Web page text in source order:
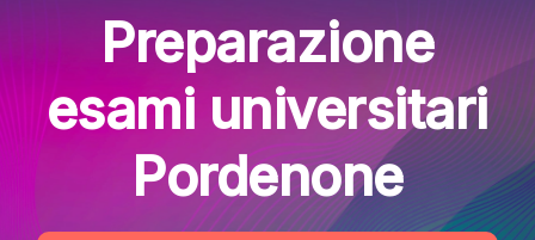
Preparazione
esami universitari
Pordenone